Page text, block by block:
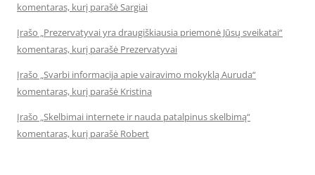
komentaras, kurį parašė Sargiai
Įrašo „Prezervatyvai yra draugiškiausia priemonė Jūsų sveikatai“
komentaras, kurį parašė Prezervatyvai
Įrašo „Svarbi informacija apie vairavimo mokyklą Auruda“
komentaras, kurį parašė Kristina
Įrašo „Skelbimai internete ir nauda patalpinus skelbimą“
komentaras, kurį parašė Robert